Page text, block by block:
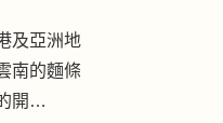
及亞洲地
南的麵條
開…